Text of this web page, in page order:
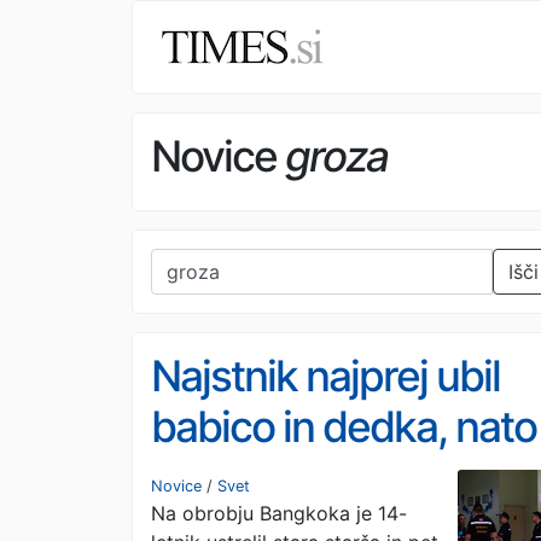
Novicegroza
Išči
Najstnik najprej ubil
babico in dedka, nato
na šoli še pet
Novice / Svet
Na obrobju Bangkoka je 14-